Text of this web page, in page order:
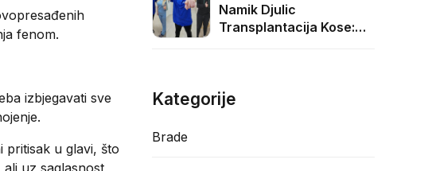
fenom.
izbjegavati sve
pritisak u glavi, što
Namik Djulic
Transplantacija Kose:
Kategorije
Brade